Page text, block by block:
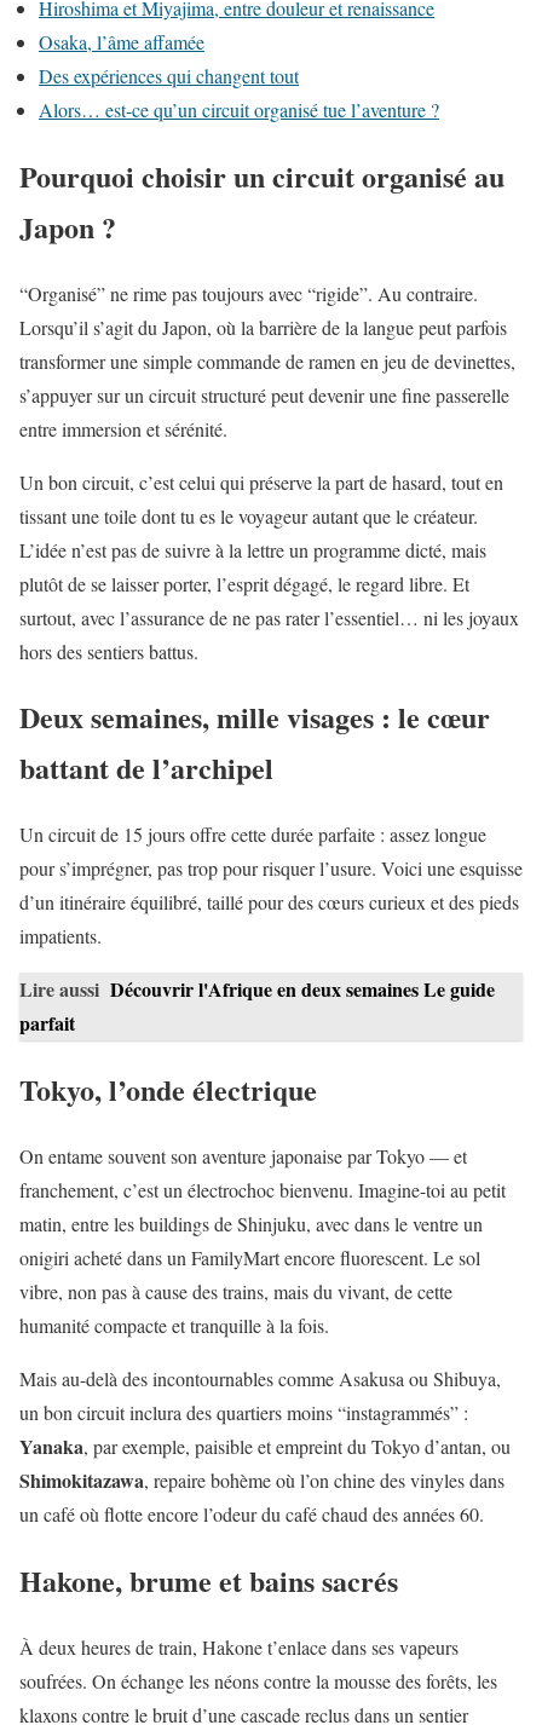
Hiroshima et Miyajima, entre douleur et renaissance
Osaka, l’âme affamée
Des expériences qui changent tout
Alors… est-ce qu’un circuit organisé tue l’aventure ?
Pourquoi choisir un circuit organisé au
Japon ?
“Organisé” ne rime pas toujours avec “rigide”. Au contraire.
Lorsqu’il s’agit du Japon, où la barrière de la langue peut parfois
transformer une simple commande de ramen en jeu de devinettes,
s’appuyer sur un circuit structuré peut devenir une fine passerelle
entre immersion et sérénité.
Un bon circuit, c’est celui qui préserve la part de hasard, tout en
tissant une toile dont tu es le voyageur autant que le créateur.
L’idée n’est pas de suivre à la lettre un programme dicté, mais
plutôt de se laisser porter, l’esprit dégagé, le regard libre. Et
surtout, avec l’assurance de ne pas rater l’essentiel… ni les joyaux
hors des sentiers battus.
Deux semaines, mille visages : le cœur
battant de l’archipel
Un circuit de 15 jours offre cette durée parfaite : assez longue
pour s’imprégner, pas trop pour risquer l’usure. Voici une esquisse
d’un itinéraire équilibré, taillé pour des cœurs curieux et des pieds
impatients.
Lire aussi Découvrir l'Afrique en deux semaines Le guide
parfait
Tokyo, l’onde électrique
On entame souvent son aventure japonaise par Tokyo — et
franchement, c’est un électrochoc bienvenu. Imagine-toi au petit
matin, entre les buildings de Shinjuku, avec dans le ventre un
onigiri acheté dans un FamilyMart encore fluorescent. Le sol
vibre, non pas à cause des trains, mais du vivant, de cette
humanité compacte et tranquille à la fois.
Mais au-delà des incontournables comme Asakusa ou Shibuya,
un bon circuit inclura des quartiers moins “instagrammés” :
Yanaka, par exemple, paisible et empreint du Tokyo d’antan, ou
Shimokitazawa, repaire bohème où l’on chine des vinyles dans
un café où flotte encore l’odeur du café chaud des années 60.
Hakone, brume et bains sacrés
À deux heures de train, Hakone t’enlace dans ses vapeurs
soufrées. On échange les néons contre la mousse des forêts, les
klaxons contre le bruit d’une cascade reclus dans un sentier